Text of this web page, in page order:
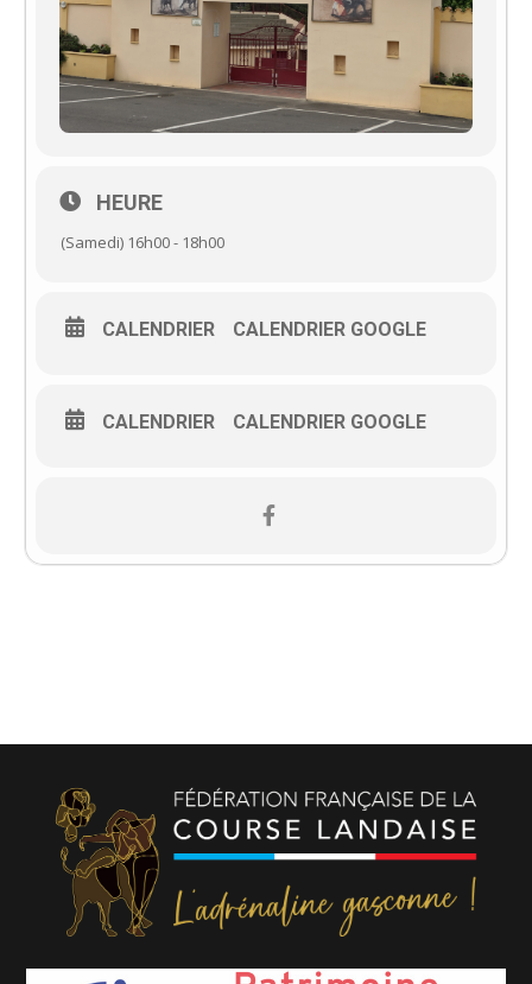
HEURE
(Samedi) 16h00 - 18h00
CALENDRIER CALENDRIER GOOGLE
CALENDRIER CALENDRIER GOOGLE